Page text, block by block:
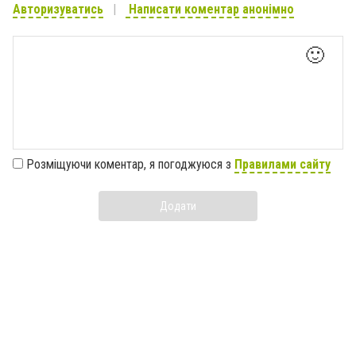
Авторизуватись Написати коментар анонімно
🙂
Розміщуючи коментар, я погоджуюся з Правилами сайту
Додати